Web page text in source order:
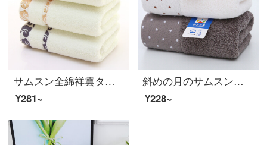
サムスン全綿祥雲タオル家庭用洗顔タオルタオルタオル超柔らかい吸水メーカーは直接に卸売りできるようにします。
¥281~
斜めの月のサムスンの2-4条は純綿のタオルを詰めます。家庭用男女のカップルはタオルを洗って柔軟に水を吸います。（白+灰色）北欧はロマンチックです。
¥228~